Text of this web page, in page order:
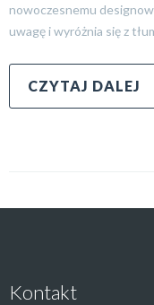
nowoczesnemu
uwagę i wyróżnia się z
CZYTAJ DALEJ
Kontakt